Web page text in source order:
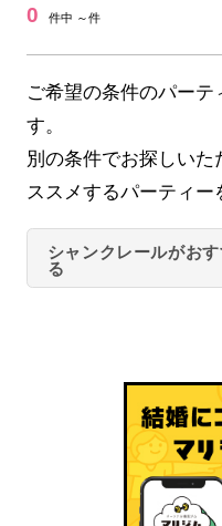
0 件中 ～件
ご希望の条件のパー
す。
別の条件でお探しい
ススメするパーティ
シャンクレールがお
る